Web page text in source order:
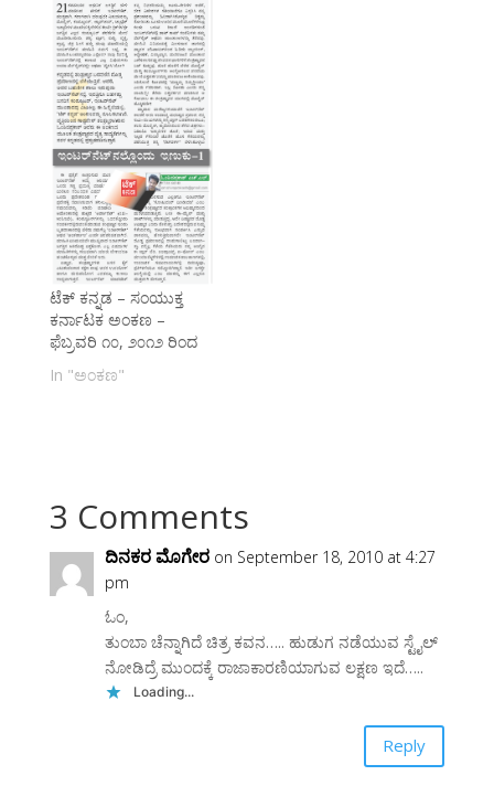
ಎಂಬ ಪ್ರಶ್ನೆ. ಅದನ್ನೂ
ಮೀರಿದರೆ ನನಗೆ ಕಂಪ್ಯೂಟರ್
ಅಷ್ಟುಗೊತ್ತಿಲ್ಲ ನಾನು ಇದರಲ್ಲಿ
ಕೆಲಸ ಮಾಡ್ಲಿಕ್ಕೆ ಸಾಧ್ಯ ಇಲ್ಲ
ಎಂದು ಕೈಕಟ್ಟಿ
ಕೂರುತ್ತೇವೆ.ಯಾವುದೇ
ಕ್ಷೇತ್ರದಲ್ಲಿ ಕೆಲಸ
ಮಾಡುತ್ತಿರುವ ಕನ್ನಡಿಗರು
ತಮ್ಮ ಹವ್ಯಾಸ, ಉದ್ಯೋಗ
ಇತ್ಯಾದಿಗಳ ಸುತ್ತಲೇ ಹತ್ತಾರು
ವಿಷಯಗಳ ಮೂಲಕ ಭಾಷೆ
ಹಾಗೂ ತಂತ್ರಜ್ಞಾನದ
ಅಭಿವೃದ್ದಿಯ ನೆರವಿಗೆ…
ಟೆಕ್ ಕನ್ನಡ – ಸಂಯುಕ್ತ
ಕರ್ನಾಟಕ ಅಂಕಣ –
ಫೆಬ್ರವರಿ ೧೦, ೨೦೧೨ ರಿಂದ
In "ಅಂಕಣ"
3 Comments
ದಿನಕರ ಮೊಗೇರ on September 18, 2010 at 4:27
pm
ಓಂ,
ತುಂಬಾ ಚೆನ್ನಾಗಿದೆ ಚಿತ್ರ ಕವನ….. ಹುಡುಗ ನಡೆಯುವ ಸ್ಟೈಲ್
ನೋಡಿದ್ರೆ ಮುಂದಕ್ಕೆ ರಾಜಾಕಾರಣಿಯಾಗುವ ಲಕ್ಷಣ ಇದೆ…..
Loading...
Reply